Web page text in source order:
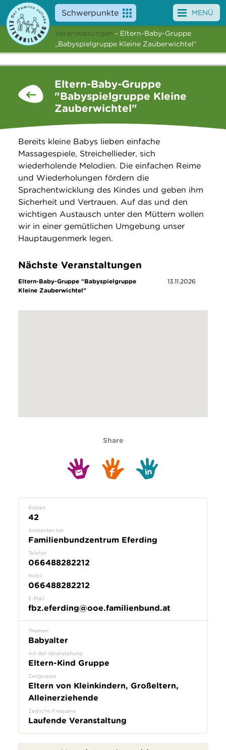
Schwerpunkte
Angebote
News
Suche
MENÜ
Veranstaltungen - Eltern-Baby-Gruppe
„Babyspielgruppe Kleine Zauberwichtel“
Eltern-Baby-Gruppe
"Babyspielgruppe Kleine
Zauberwichtel"
Bereits kleine Babys lieben einfache
Massagespiele, Streichellieder, sich
wiederholende Melodien. Die einfachen Reime
und Wiederholungen fördern die
Sprachentwicklung des Kindes und geben ihm
Sicherheit und Vertrauen. Auf das und den
wichtigen Austausch unter den Müttern wollen
wir in einer gemütlichen Umgebung unser
Hauptaugenmerk legen.
Nächste Veranstaltungen
Eltern-Baby-Gruppe "Babyspielgruppe
Kleine Zauberwichtel"
13.11.2026
Share
Kosten
42
Anmelden bei
Familienbundzentrum Eferding
Telefon
066488282212
Mobil
066488282212
E-Mail
fbz.eferding@ooe.familienbund.at
Themen
Babyalter
Art der Veranstaltung
Eltern-Kind Gruppe
Zielgruppe
Eltern von Kleinkindern, Großeltern,
Alleinerziehende
Zeitliche Frequenz
Laufende Veranstaltung